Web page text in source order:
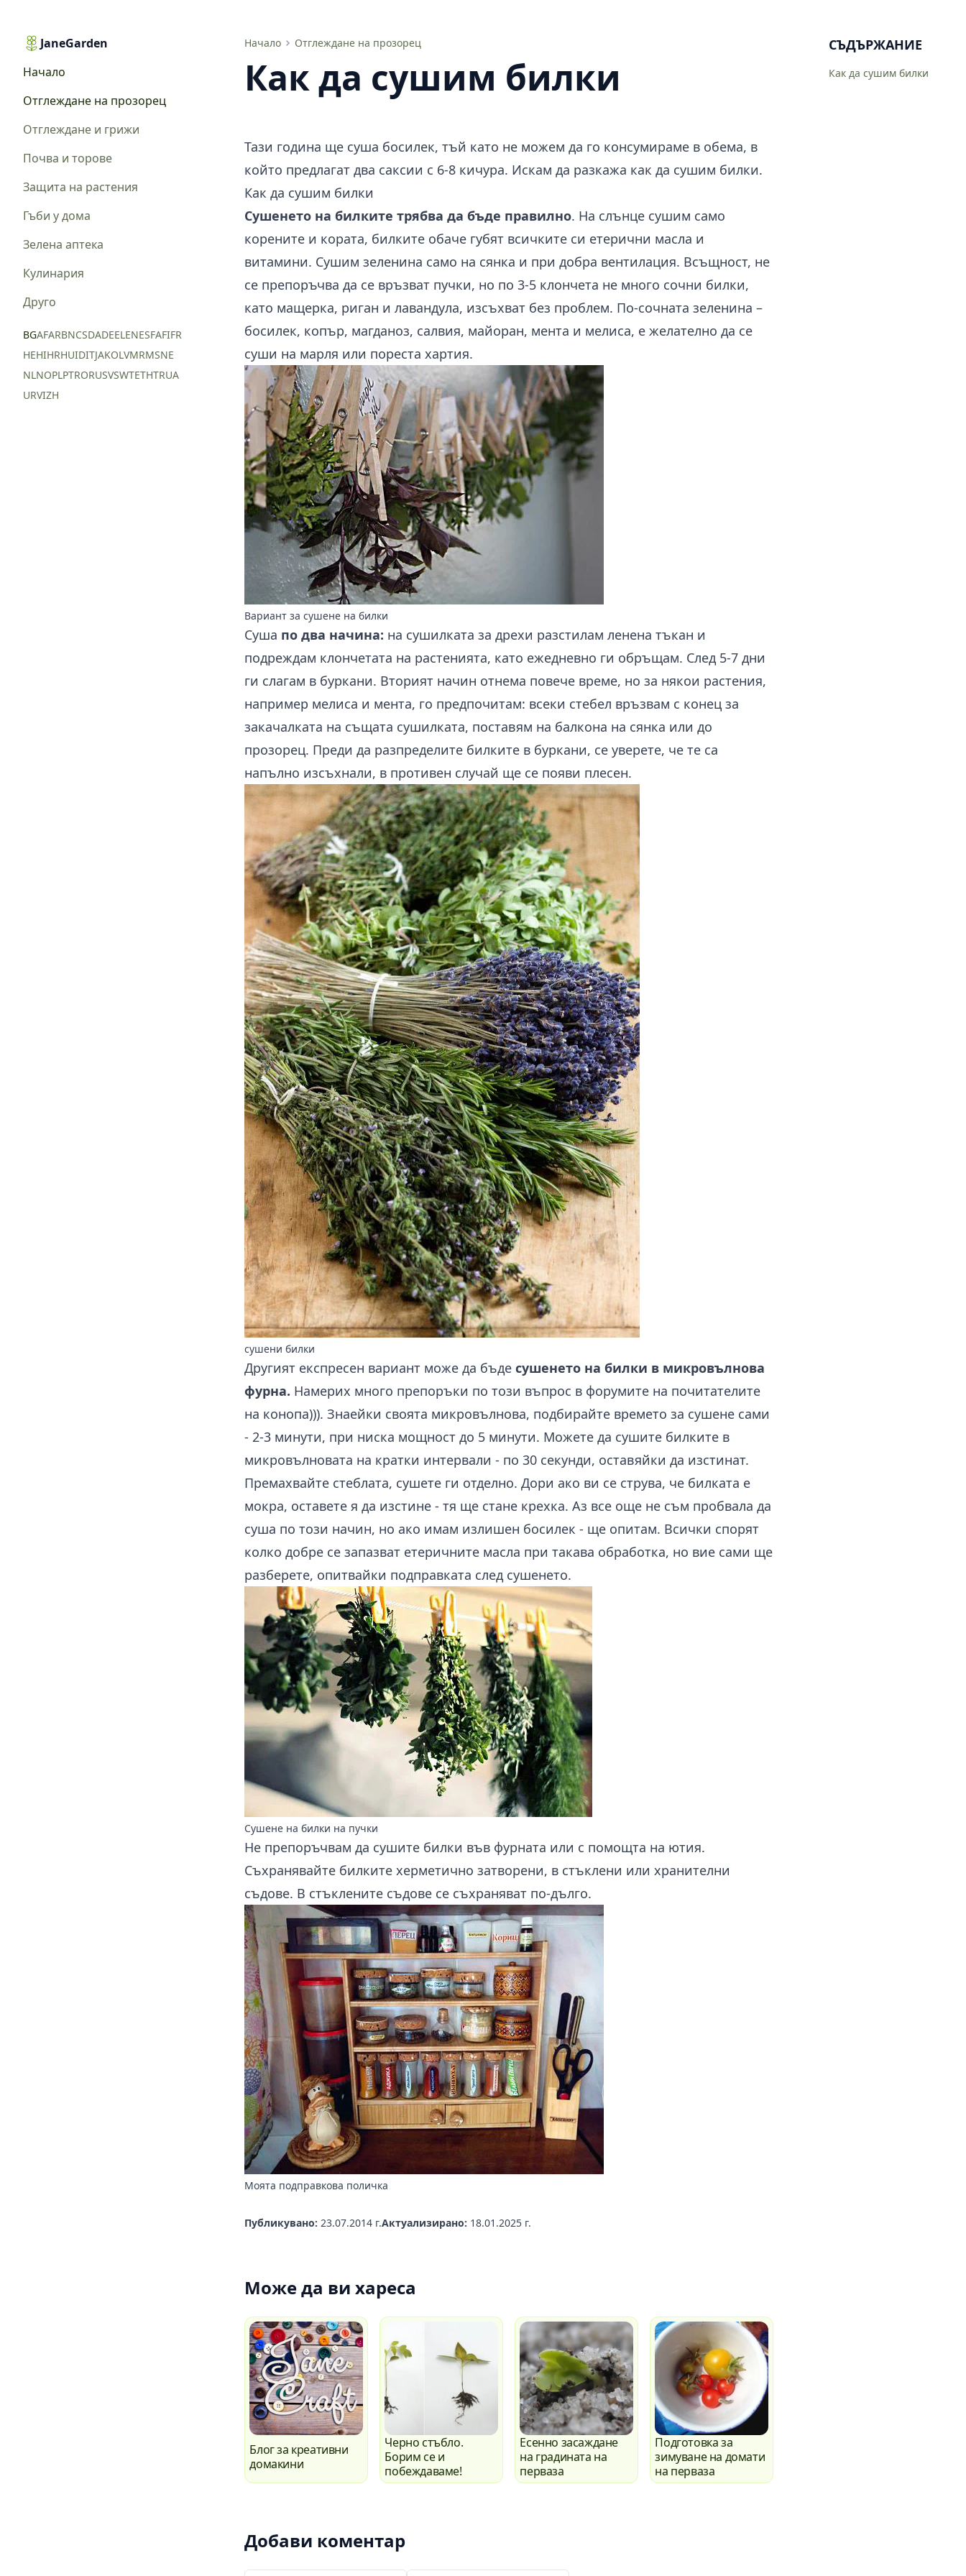
JaneGarden
Начало
Отглеждане на прозорец
Отглеждане и грижи
Почва и торове
Защита на растения
Гъби у дома
Зелена аптека
Кулинария
Друго
BGAFARBNCSDADEELENESFAFIFR
HEHIHRHUIDITJAKOLVMRMSNE
NLNOPLPTRORUSVSWTETHTRUA
URVIZH
Начало Отглеждане на прозорец
Как да сушим билки
Как да сушим билки
Тази година ще суша босилек, тъй като не можем да го консумираме в обема, в
който предлагат два саксии с 6-8 кичура. Искам да разкажа как да сушим билки.
Как да сушим билки
Сушенето на билките трябва да бъде правилно. На слънце сушим само
корените и кората, билките обаче губят всичките си етерични масла и
витамини. Сушим зеленина само на сянка и при добра вентилация. Всъщност, не
се препоръчва да се връзват пучки, но по 3-5 клончета не много сочни билки,
като мащерка, риган и лавандула, изсъхват без проблем. По-сочната зеленина –
босилек, копър, магданоз, салвия, майоран, мента и мелиса, е желателно да се
суши на марля или пореста хартия.
Вариант за сушене на билки
Суша по два начина: на сушилката за дрехи разстилам ленена тъкан и
подреждам клончетата на растенията, като ежедневно ги обръщам. След 5-7 дни
ги слагам в буркани. Вторият начин отнема повече време, но за някои растения,
например мелиса и мента, го предпочитам: всеки стебел връзвам с конец за
закачалката на същата сушилката, поставям на балкона на сянка или до
прозорец. Преди да разпределите билките в буркани, се уверете, че те са
напълно изсъхнали, в противен случай ще се появи плесен.
сушени билки
Другият експресен вариант може да бъдесушенето на билки в микровълнова
фурна. Намерих много препоръки по този въпрос в форумите на почитателите
на конопа))). Знаейки своята микровълнова, подбирайте времето за сушене сами
- 2-3 минути, при ниска мощност до 5 минути. Можете да сушите билките в
микровълновата на кратки интервали - по 30 секунди, оставяйки да изстинат.
Премахвайте стеблата, сушете ги отделно. Дори ако ви се струва, че билката е
мокра, оставете я да изстине - тя ще стане крехка. Аз все още не съм пробвала да
суша по този начин, но ако имам излишен босилек - ще опитам. Всички спорят
колко добре се запазват етеричните масла при такава обработка, но вие сами ще
разберете, опитвайки подправката след сушенето.
Сушене на билки на пучки
Не препоръчвам да сушите билки във фурната или с помощта на ютия.
Съхранявайте билките херметично затворени, в стъклени или хранителни
съдове. В стъклените съдове се съхраняват по-дълго.
Моята подправкова поличка
Публикувано: 23.07.2014 г.Актуализирано: 18.01.2025 г.
Може да ви хареса
Блог за креативни
домакини
Черно стъбло.
Борим се и
побеждаваме!
Есенно засаждане
на градината на
перваза
Подготовка за
зимуване на домати
на перваза
Добави коментар
СЪДЪРЖАНИЕ
Как да сушим билки